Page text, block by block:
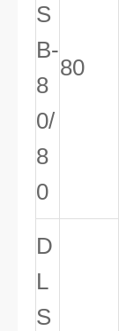
S
B-
8
0/
8
0
80
D
L
S